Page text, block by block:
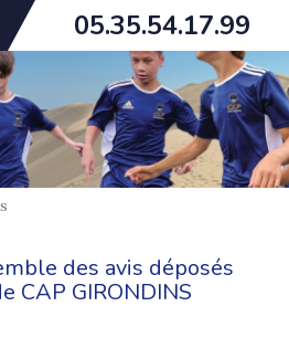
05.35.54.17.99
des avis déposés
CAP GIRONDINS